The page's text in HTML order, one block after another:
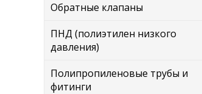
Обратные клапаны
ПНД (полиэтилен низкого
давления)
Полипропиленовые трубы и
фитинги